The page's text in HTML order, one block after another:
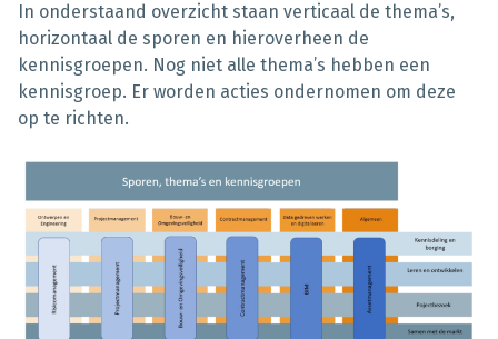
In onderstaand overzicht staan verticaal de thema’s,
horizontaal de sporen en hieroverheen de
kennisgroepen. Nog niet alle thema’s hebben een
kennisgroep. Er worden acties ondernomen om deze
op te richten.